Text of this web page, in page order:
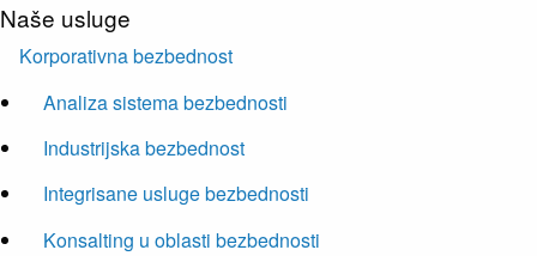
Naše usluge
Korporativna bezbednost
Analiza sistema bezbednosti
Industrijska bezbednost
Integrisane usluge bezbednosti
Konsalting u oblasti bezbednosti